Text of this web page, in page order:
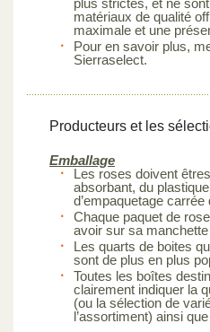
matériaux de qualité
maximale et une
Pour en savoir plus,
Sierraselect.
Producteurs et les
Emballage
Les roses doivent
absorbant, du
d’empaquetage
Chaque paquet de
avoir sur sa
Les quarts de boites
sont de plus en plus
Toutes les boîtes
clairement indiquer la
(ou la sélection de
l’assortiment) ainsi